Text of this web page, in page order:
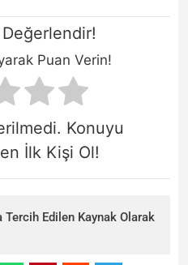
Puan Verin!
Konuyu
İlk Kişi Ol!
Tercih Edilen Kaynak Olarak